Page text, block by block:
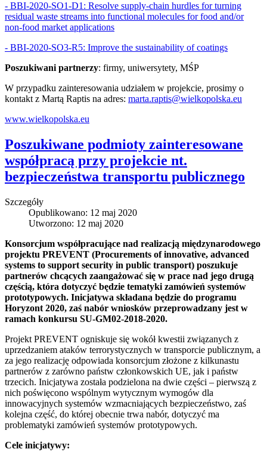
- BBI-2020-SO1-D1: Resolve supply-chain hurdles for turning
residual waste streams into functional molecules for food and/or
non-food market applications
- BBI-2020-SO3-R5: Improve the sustainability of coatings
Poszukiwani partnerzy: firmy, uniwersytety, MŚP
W przypadku zainteresowania udziałem w projekcie, prosimy o
kontakt z Martą Raptis na adres: marta.raptis@wielkopolska.eu
www.wielkopolska.eu
Poszukiwane podmioty zainteresowane
współpracą przy projekcie nt.
bezpieczeństwa transportu publicznego
Szczegóły
Opublikowano: 12 maj 2020
Utworzono: 12 maj 2020
Konsorcjum współpracujące nad realizacją międzynarodowego
projektu PREVENT (Procurements of innovative, advanced
systems to support security in public transport) poszukuje
partnerów chcących zaangażować się w prace nad jego drugą
częścią, która dotyczyć będzie tematyki zamówień systemów
prototypowych. Inicjatywa składana będzie do programu
Horyzont 2020, zaś nabór wniosków przeprowadzany jest w
ramach konkursu SU-GM02-2018-2020.
Projekt PREVENT ogniskuje się wokół kwestii związanych z
uprzedzaniem ataków terrorystycznych w transporcie publicznym, a
za jego realizację odpowiada konsorcjum złożone z kilkunastu
partnerów z zarówno państw członkowskich UE, jak i państw
trzecich. Inicjatywa została podzielona na dwie części – pierwszą z
nich poświęcono wspólnym wytycznym wymogów dla
innowacyjnych systemów wzmacniających bezpieczeństwo, zaś
kolejna część, do której obecnie trwa nabór, dotyczyć ma
problematyki zamówień systemów prototypowych.
Cele inicjatywy: